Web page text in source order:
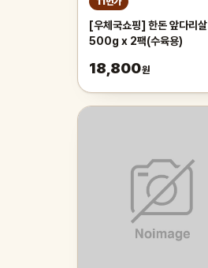
[우체국쇼핑] 한돈 앞다리살
500g x 2팩(수육용)
18,800원